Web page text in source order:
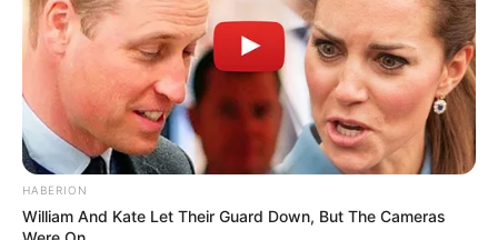
HABERION
William And Kate Let Their Guard Down, But The Cameras